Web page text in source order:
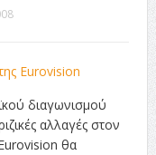
διαγωνισμού
αλλαγές στον
θα